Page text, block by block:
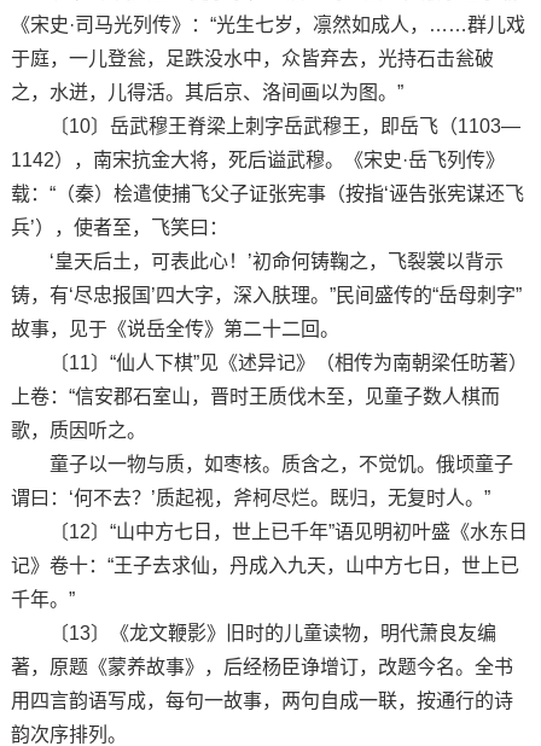
《宋史·司马光列传》：“光生七岁，凛然如成人，……群儿戏
于庭，一儿登瓮，足跌没水中，众皆弃去，光持石击瓮破
之，水迸，儿得活。其后京、洛间画以为图。”
〔10〕岳武穆王脊梁上刺字岳武穆王，即岳飞（1103—
1142），南宋抗金大将，死后谥武穆。《宋史·岳飞列传》
载：“（秦）桧遣使捕飞父子证张宪事（按指‘诬告张宪谋还飞
兵’），使者至，飞笑曰：
‘皇天后土，可表此心！’初命何铸鞠之，飞裂裳以背示
铸，有‘尽忠报国’四大字，深入肤理。”民间盛传的“岳母刺字”
故事，见于《说岳全传》第二十二回。
〔11〕“仙人下棋”见《述异记》（相传为南朝梁任昉著）
上卷：“信安郡石室山，晋时王质伐木至，见童子数人棋而
歌，质因听之。
童子以一物与质，如枣核。质含之，不觉饥。俄顷童子
谓曰：‘何不去？’质起视，斧柯尽烂。既归，无复时人。”
〔12〕“山中方七日，世上已千年”语见明初叶盛《水东日
记》卷十：“王子去求仙，丹成入九天，山中方七日，世上已
千年。”
〔13〕《龙文鞭影》旧时的儿童读物，明代萧良友编
著，原题《蒙养故事》，后经杨臣诤增订，改题今名。全书
用四言韵语写成，每句一故事，两句自成一联，按通行的诗
韵次序排列。